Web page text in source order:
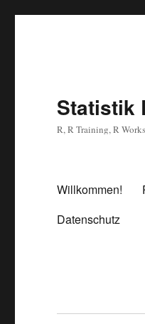
Statistik
R, R Training, R
Willkommen!
Datenschutz